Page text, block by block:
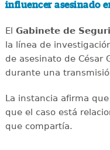
influencer asesinado
El Gabinete de
la línea de
de asesinato de César
durante una
La instancia afirma
que el caso está
que compartía.